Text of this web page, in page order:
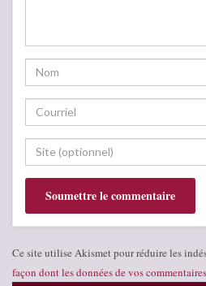
Ce site utilise Akismet pour réduire les
façon dont les données de vos